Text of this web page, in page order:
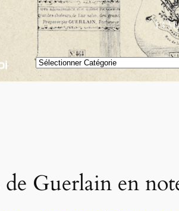
13
Catégories
de Guerlain en